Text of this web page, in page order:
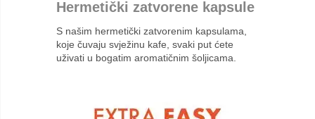
Hermetički zatvorene kapsule
S našim hermetički zatvorenim kapsulama,
koje čuvaju svježinu kafe, svaki put ćete
uživati ​​u bogatim aromatičnim šoljicama.